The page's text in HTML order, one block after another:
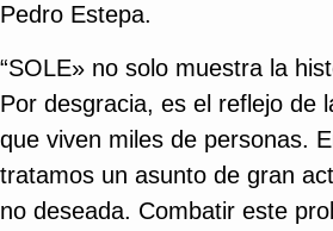
Pedro Estepa.
“SOLE» no solo muestra la
Por desgracia, es el reflejo de
que viven miles de personas.
tratamos un asunto de gran
no deseada. Combatir este